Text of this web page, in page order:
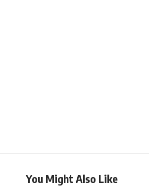
You Might Also Like